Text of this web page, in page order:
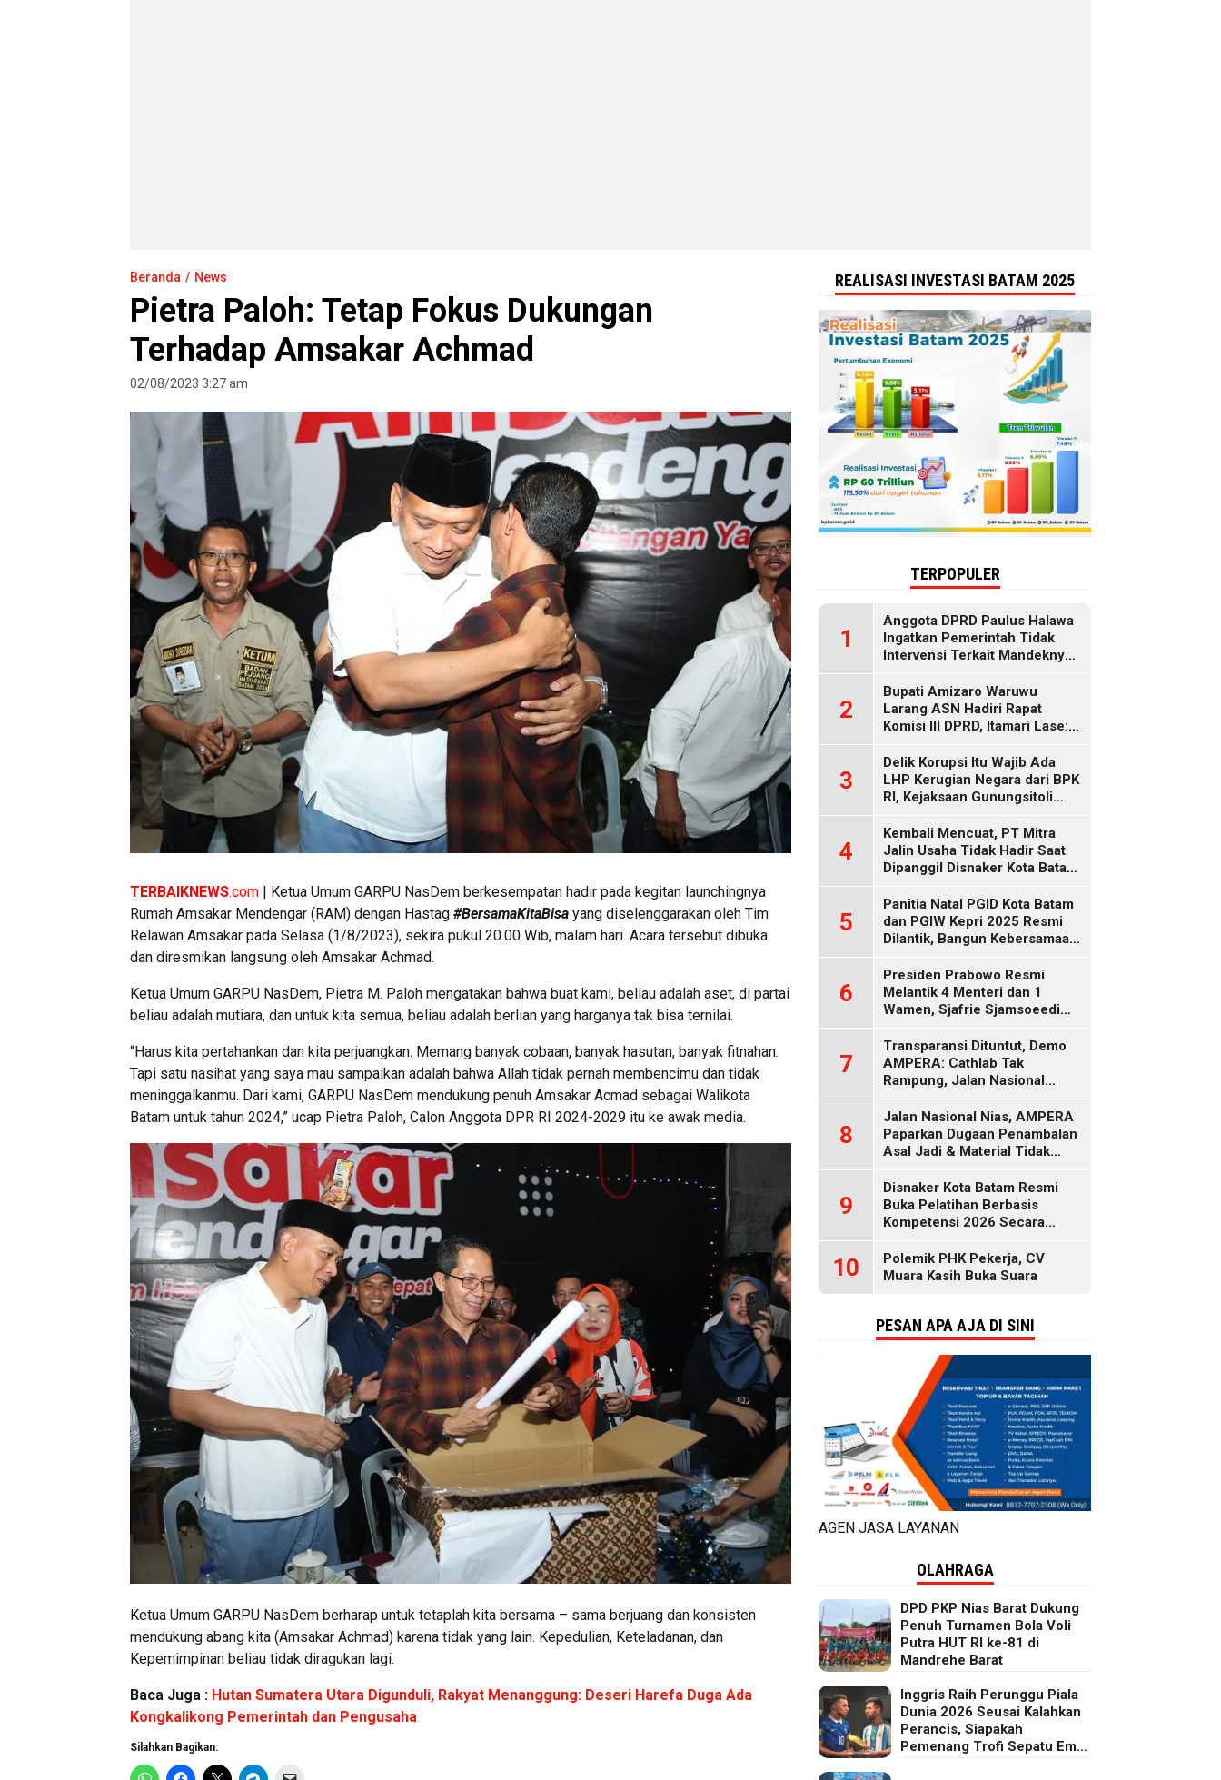
Beranda News
Pietra Paloh: Tetap Fokus Dukungan
Terhadap Amsakar Achmad
02/08/2023 3:27 am
TERBAIKNEWS.com | Ketua Umum GARPU NasDem berkesempatan hadir pada kegitan launchingnya
Rumah Amsakar Mendengar (RAM) dengan Hastag #BersamaKitaBisa yang diselenggarakan oleh Tim
Relawan Amsakar pada Selasa (1/8/2023), sekira pukul 20.00 Wib, malam hari. Acara tersebut dibuka
dan diresmikan langsung oleh Amsakar Achmad.
Ketua Umum GARPU NasDem, Pietra M. Paloh mengatakan bahwa buat kami, beliau adalah aset, di partai
beliau adalah mutiara, dan untuk kita semua, beliau adalah berlian yang harganya tak bisa ternilai.
“Harus kita pertahankan dan kita perjuangkan. Memang banyak cobaan, banyak hasutan, banyak fitnahan.
Tapi satu nasihat yang saya mau sampaikan adalah bahwa Allah tidak pernah membencimu dan tidak
meninggalkanmu. Dari kami, GARPU NasDem mendukung penuh Amsakar Acmad sebagai Walikota
Batam untuk tahun 2024,” ucap Pietra Paloh, Calon Anggota DPR RI 2024-2029 itu ke awak media.
Ketua Umum GARPU NasDem berharap untuk tetaplah kita bersama – sama berjuang dan konsisten
mendukung abang kita (Amsakar Achmad) karena tidak yang lain. Kepedulian, Keteladanan, dan
Kepemimpinan beliau tidak diragukan lagi.
Baca Juga : Hutan Sumatera Utara Digunduli, Rakyat Menanggung: Deseri Harefa Duga Ada
Kongkalikong Pemerintah dan Pengusaha
Silahkan Bagikan:
REALISASI INVESTASI BATAM 2025
TERPOPULER
1
Anggota DPRD Paulus Halawa
Ingatkan Pemerintah Tidak
Intervensi Terkait Mandeknya
2
Bupati Amizaro Waruwu
Larang ASN Hadiri Rapat
Komisi III DPRD, Itamari Lase:
Parliament
3
Delik Korupsi Itu Wajib Ada
LHP Kerugian Negara dari BPK
RI, Kejaksaan Gunungsitoli
4
Kembali Mencuat, PT Mitra
Jalin Usaha Tidak Hadir Saat
Dipanggil Disnaker Kota Batam
5
Panitia Natal PGID Kota Batam
dan PGIW Kepri 2025 Resmi
Dilantik, Bangun Kebersamaan
Oikumenis
6
Presiden Prabowo Resmi
Melantik 4 Menteri dan 1
Wamen, Sjafrie Sjamsoeedi
Gantikan Budi Gunawan
7
Transparansi Dituntut, Demo
AMPERA: Cathlab Tak
Rampung, Jalan Nasional
8
Jalan Nasional Nias, AMPERA
Paparkan Dugaan Penambalan
Asal Jadi & Material Tidak
9
Disnaker Kota Batam Resmi
Buka Pelatihan Berbasis
Kompetensi 2026 Secara
10
Polemik PHK Pekerja, CV
Muara Kasih Buka Suara
PESAN APA AJA DI SINI
AGEN JASA LAYANAN
OLAHRAGA
DPD PKP Nias Barat Dukung
Penuh Turnamen Bola Voli
Putra HUT RI ke-81 di
Mandrehe Barat
Inggris Raih Perunggu Piala
Dunia 2026 Seusai Kalahkan
Perancis, Siapakah
Pemenang Trofi Sepatu Emas